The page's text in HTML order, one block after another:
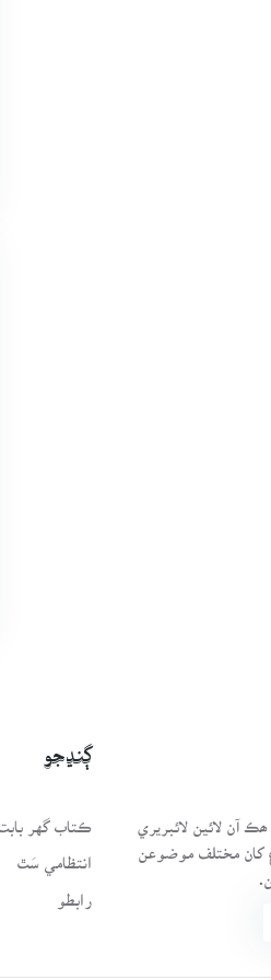
آن لائين لائبريري
جنھن تي 2010ع کان مختلف موضوعن
ڳنڍجو
ڪتاب گهر بابت
انتظامي سَٿ
رابطو